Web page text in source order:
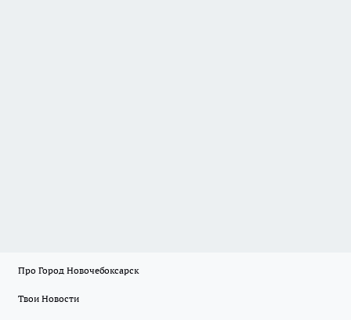
Про Город Новочебоксарск
Твои Новости